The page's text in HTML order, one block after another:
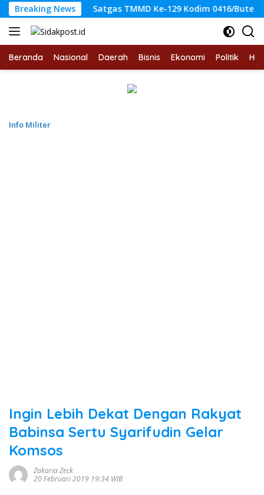
Langsung
ke
konten
Breaking News
Satgas TMMD Ke-129 Kodim 0416/Bute Temukan
Beranda Nasional Daerah Bisnis Ekonomi Politik
Info Militer
Ingin Lebih Dekat Dengan Rakyat
Babinsa Sertu Syarifudin Gelar
Komsos
Zakaria Zeck
20 Februari 2019 19:34 WIB